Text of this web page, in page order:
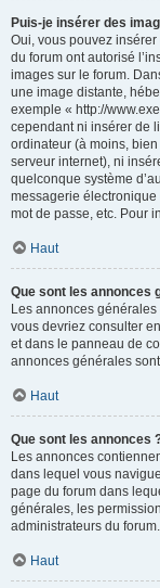
Puis-je insérer des
Oui, vous pouvez
du forum ont autorisé
images sur le forum.
une image distante,
exemple « http://
cependant ni insérer de
ordinateur (à moins,
serveur internet), ni
quelconque système
messagerie électronique
mot de passe, etc. Pour
Haut
Que sont les annonces
Les annonces
vous devriez consulter
et dans le panneau de
annonces générales
Haut
Que sont les annonces
Les annonces
dans lequel vous
page du forum dans
générales, les
administrateurs du forum.
Haut